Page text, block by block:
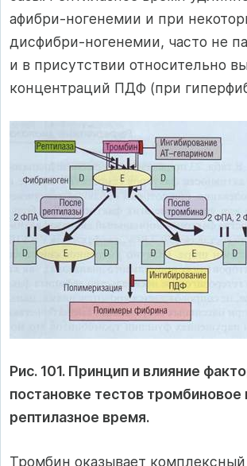
афибри-ногенемии и при
дисфибри-ногенемии, часто не
и в присут­ствии относительно
концентраций ПДФ (при
Рис. 101. Принцип и влияние
постановке тестов
рептилазное время.
Тромбин оказывает комплексный